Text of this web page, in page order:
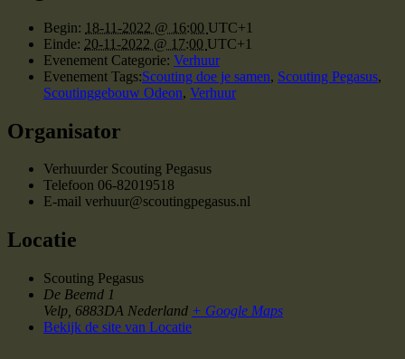
Begin: 18-11-2022 @ 16:00 UTC+1
Einde: 20-11-2022 @ 17:00 UTC+1
Evenement Categorie: Verhuur
Evenement Tags:Scouting doe je samen, Scouting Pegasus,
Scoutinggebouw Odeon, Verhuur
Organisator
Verhuurder Scouting Pegasus
Telefoon 06-82019518
E-mail verhuur@scoutingpegasus.nl
Locatie
Scouting Pegasus
De Beemd 1
Velp 6883DA Nederland + Google Maps
Bekijk de site van Locatie